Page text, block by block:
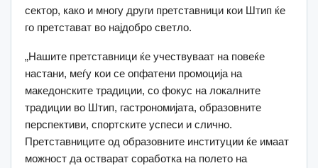
сектор, како и многу други претставници кои Штип ќе
го претстават во најдобро светло.
„Нашите претставници ќе учествуваат на повеќе
настани, меѓу кои се опфатени промоција на
македонските традиции, со фокус на локалните
традиции во Штип, гастрономијата, образовните
перспективи, спортските успеси и слично.
Претставниците од образовните институции ќе имаат
можност да остварат соработка на полето на